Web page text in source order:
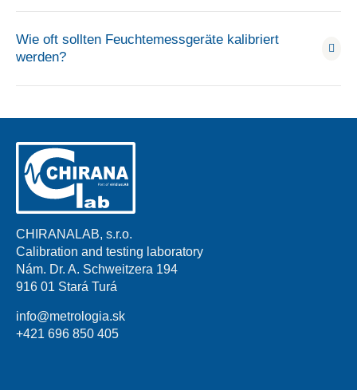
Wie oft sollten Feuchtemessgeräte kalibriert
werden?
CHIRANALAB, s.r.o.
Calibration and testing laboratory
Nám. Dr. A. Schweitzera 194
916 01 Stará Turá
info@metrologia.sk
+421 696 850 405